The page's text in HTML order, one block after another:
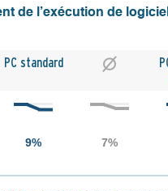
de l’exécution de
PC standard